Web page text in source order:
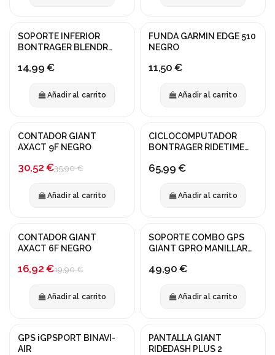
SOPORTE INFERIOR
BONTRAGER BLENDR
14,99 €
Añadir al carrito
FUNDA GARMIN EDGE 510
NEGRO
11,50 €
Añadir al carrito
¡En oferta!
CONTADOR GIANT
AXACT 9F NEGRO
30,52 €35,90 €
Añadir al carrito
CICLOCOMPUTADOR
BONTRAGER RIDETIME
65,99 €
Añadir al carrito
¡En oferta!
CONTADOR GIANT
AXACT 6F NEGRO
16,92 €19,90 €
Añadir al carrito
SOPORTE COMBO GPS
GIANT GPRO MANILLAR
49,90 €
Añadir al carrito
GPS iGPSPORT BINAVI-
AIR
PANTALLA GIANT
RIDEDASH PLUS 2